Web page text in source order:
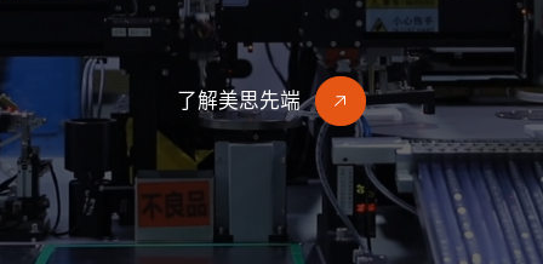
了解美思先端